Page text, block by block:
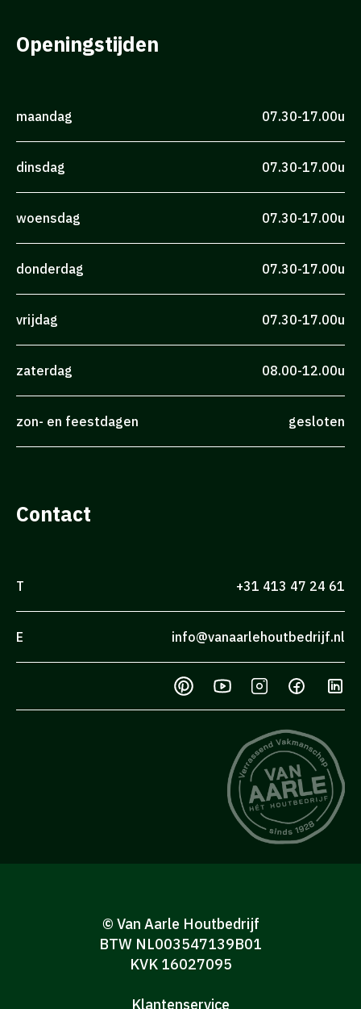
Openingstijden
maandag 07.30-17.00u
dinsdag 07.30-17.00u
woensdag 07.30-17.00u
donderdag 07.30-17.00u
vrijdag 07.30-17.00u
zaterdag 08.00-12.00u
zon- en feestdagen gesloten
Contact
T +31 413 47 24 61
E info@vanaarlehoutbedrijf.nl
© Van Aarle Houtbedrijf
BTW NL003547139B01
KVK 16027095
Klantenservice